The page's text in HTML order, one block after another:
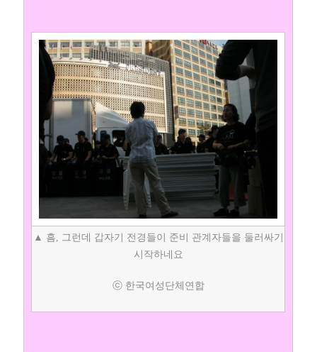
▲ 흠, 그런데 갑자기 전경들이 준비 관계자들을 둘러싸기
시작하네요
ⓒ 한국여성단체연합